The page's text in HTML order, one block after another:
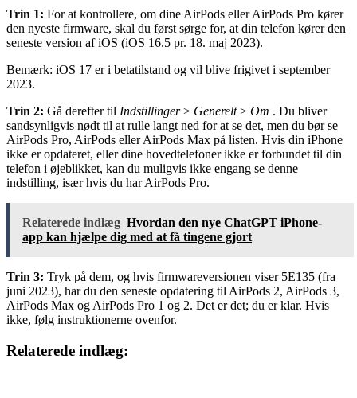
Trin 1: For at kontrollere, om dine AirPods eller AirPods Pro kører
den nyeste firmware, skal du først sørge for, at din telefon kører den
seneste version af iOS (iOS 16.5 pr. 18. maj 2023).
Bemærk: iOS 17 er i betatilstand og vil blive frigivet i september
2023.
Trin 2: Gå derefter til Indstillinger> Generelt> Om . Du bliver
sandsynligvis nødt til at rulle langt ned for at se det, men du bør se
AirPods Pro, AirPods eller AirPods Max på listen. Hvis din iPhone
ikke er opdateret, eller dine hovedtelefoner ikke er forbundet til din
telefon i øjeblikket, kan du muligvis ikke engang se denne
indstilling, især hvis du har AirPods Pro.
Relaterede indlæg Hvordan den nye ChatGPT iPhone-
app kan hjælpe dig med at få tingene gjort
Trin 3: Tryk på dem, og hvis firmwareversionen viser 5E135 (fra
juni 2023), har du den seneste opdatering til AirPods 2, AirPods 3,
AirPods Max og AirPods Pro 1 og 2. Det er det; du er klar. Hvis
ikke, følg instruktionerne ovenfor.
Relaterede indlæg: